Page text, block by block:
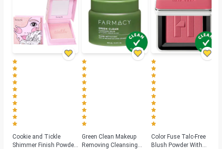
Cookie and Tickle
Shimmer Finish Powder
Green Clean Makeup
Removing Cleansing
Color Fuse Talc-Free
Blush Powder With